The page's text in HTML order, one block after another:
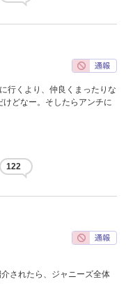
行くより、仲良くまったりな
どなー。そしたらアンチに
122
されたら、ジャニーズ全体